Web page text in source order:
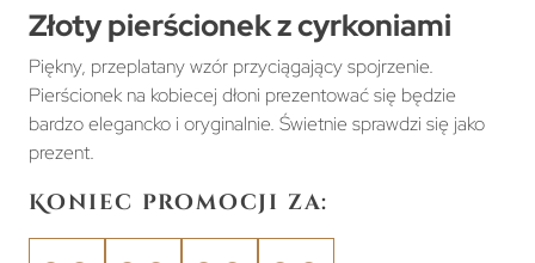
Złoty pierścionek z cyrkoniami
Piękny, przeplatany wzór przyciągający spojrzenie.
Pierścionek na kobiecej dłoni prezentować się będzie
bardzo elegancko i oryginalnie. Świetnie sprawdzi się jako
prezent.
Koniec promocji za: